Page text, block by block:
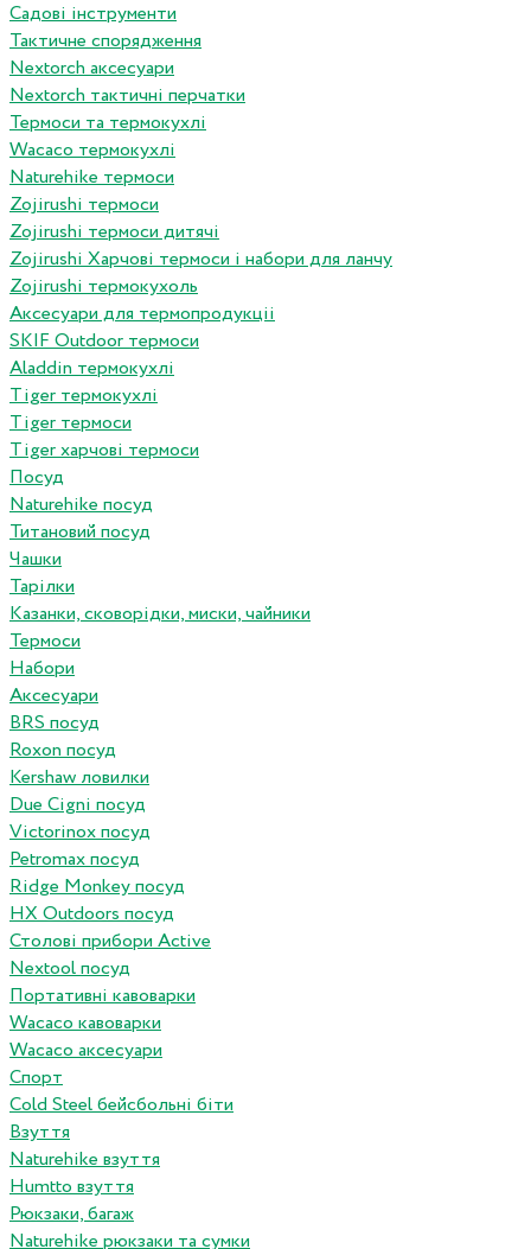
Садові інструменти
Тактичне спорядження
Nextorch аксесуари
Nextorch тактичні перчатки
Термоси та термокухлі
Wacaco термокухлі
Naturehike термоси
Zojirushi термоси
Zojirushi термоси дитячі
Zojirushi Харчові термоси і набори для ланчу
Zojirushi термокухоль
Аксесуари для термопродукціі
SKIF Outdoor термоси
Aladdin термокухлі
Tiger термокухлі
Tiger термоси
Tiger харчові термоси
Посуд
Naturehike посуд
Титановий посуд
Чашки
Тарілки
Казанки, сковорідки, миски, чайники
Термоси
Набори
Аксесуари
BRS посуд
Roxon посуд
Kershaw ловилки
Due Cigni посуд
Victorinox посуд
Petromax посуд
Ridge Monkey посуд
HX Outdoors посуд
Столові прибори Active
Nextool посуд
Портативні кавоварки
Wacaco кавоварки
Wacaco аксесуари
Спорт
Cold Steel бейсбольні біти
Взуття
Naturehike взуття
Humtto взуття
Рюкзаки, багаж
Naturehike рюкзаки та сумки